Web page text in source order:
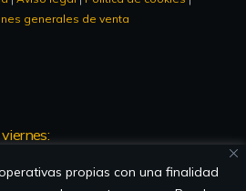
propias con una finalidad
generales de venta